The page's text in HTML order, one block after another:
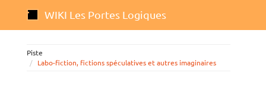
WIKI Les Portes Logiques
Piste
Labo-fiction, fictions spéculatives et autres imaginaires